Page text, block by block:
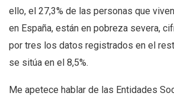
ello, el 27,3% de las personas que
en España, están en pobreza severa,
por tres los datos registrados en el
se sitúa en el 8,5%.
Me apetece hablar de las Entidades